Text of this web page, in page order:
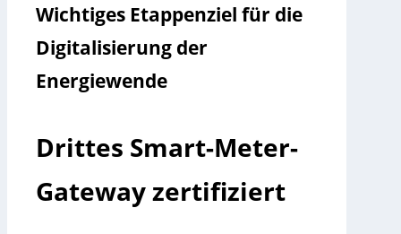
Wichtiges Etappenziel für die
Digitalisierung der
Energiewende
Drittes Smart-Meter-
Gateway zertifiziert